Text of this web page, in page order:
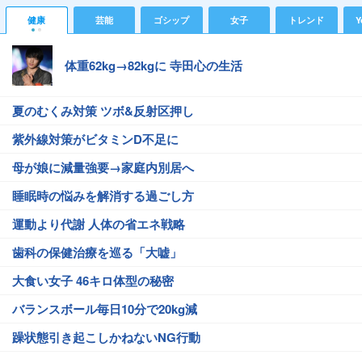
健康 芸能 ゴシップ 女子 トレンド
体重62kg→82kgに 寺田心の生活
夏のむくみ対策 ツボ&反射区押し
紫外線対策がビタミンD不足に
母が娘に減量強要→家庭内別居へ
睡眠時の悩みを解消する過ごし方
運動より代謝 人体の省エネ戦略
歯科の保健治療を巡る「大嘘」
大食い女子 46キロ体型の秘密
バランスボール毎日10分で20kg減
躁状態引き起こしかねないNG行動